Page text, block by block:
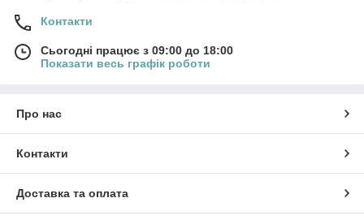
Контакти
Сьогодні працює з 09:00 до 18:00
Показати весь графік роботи
Про нас
Контакти
Доставка та оплата